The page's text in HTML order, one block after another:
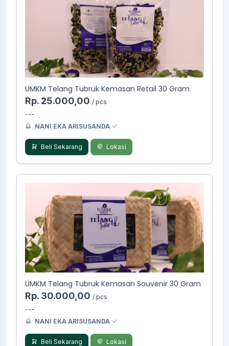
UMKM Telang Tubruk Kemasan Retail 30 Gram
Rp. 25.000,00 / pcs
---
NANI EKA ARISUSANDA
Beli Sekarang Lokasi
UMKM Telang Tubruk Kemasan Souvenir 30 Gram
Rp. 30.000,00 / pcs
---
NANI EKA ARISUSANDA
Beli Sekarang Lokasi